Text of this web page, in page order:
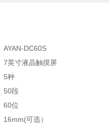
AYAN-DC60S
7英寸液晶触摸屏
5种
50段
60位
16mm(可选）